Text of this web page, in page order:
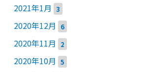
2021年1月 3
2020年12月 6
2020年11月 2
2020年10月 5